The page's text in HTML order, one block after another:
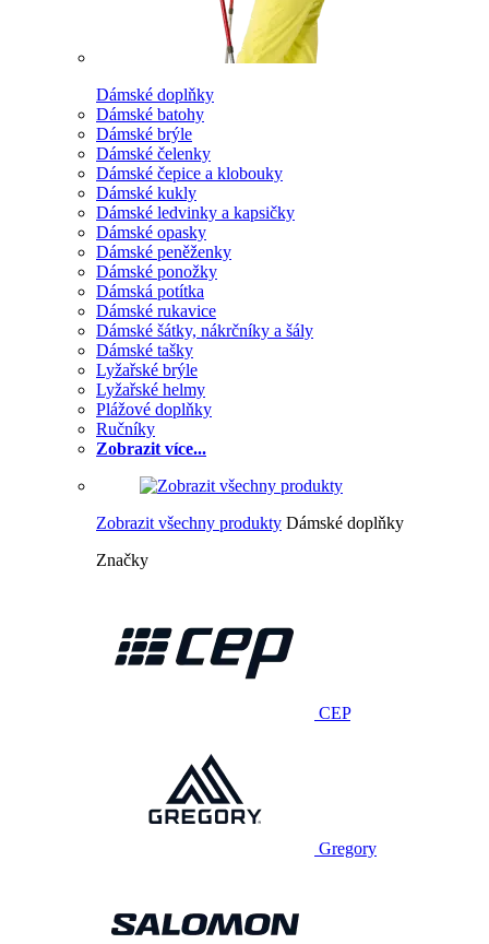
Dámské doplňky
Dámské batohy
Dámské brýle
Dámské čelenky
Dámské čepice a klobouky
Dámské kukly
Dámské ledvinky a kapsičky
Dámské opasky
Dámské peněženky
Dámské ponožky
Dámská potítka
Dámské rukavice
Dámské šátky, nákrčníky a šály
Dámské tašky
Lyžařské brýle
Lyžařské helmy
Plážové doplňky
Ručníky
Zobrazit více...
Zobrazit všechny produkty Dámské doplňky
Značky
CEP
Gregory